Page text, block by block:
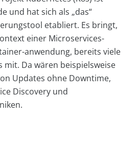
und hat sich als „das“
etabliert. Es bringt,
einer Microservices-
anwendung, bereits viele
mit. Da wären beispielsweise
Updates ohne Downtime,
Discovery und